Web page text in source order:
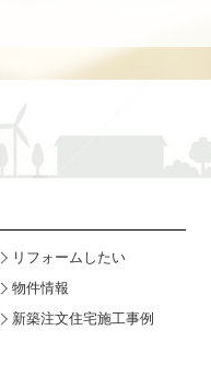
リフォームしたい
物件情報
新築注文住宅施工事例